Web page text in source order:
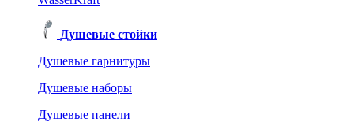
Душевые стойки
Душевые гарнитуры
Душевые наборы
Душевые панели